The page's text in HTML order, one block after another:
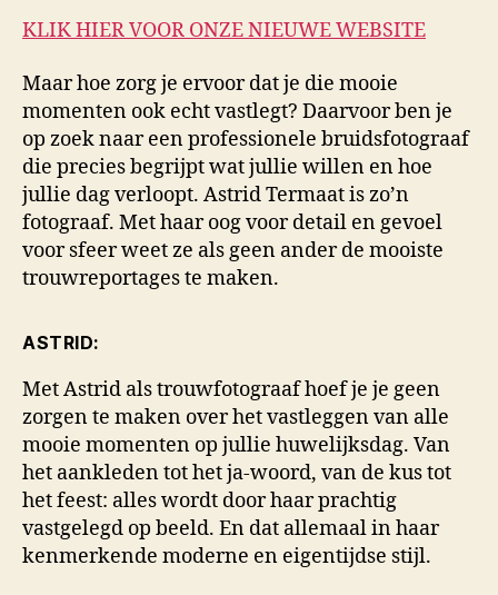
KLIK HIER VOOR ONZE NIEUWE WEBSITE
Maar hoe zorg je ervoor dat je die mooie
momenten ook echt vastlegt? Daarvoor ben je
op zoek naar een professionele bruidsfotograaf
die precies begrijpt wat jullie willen en hoe
jullie dag verloopt. Astrid Termaat is zo’n
fotograaf. Met haar oog voor detail en gevoel
voor sfeer weet ze als geen ander de mooiste
trouwreportages te maken.
ASTRID:
Met Astrid als trouwfotograaf hoef je je geen
zorgen te maken over het vastleggen van alle
mooie momenten op jullie huwelijksdag. Van
het aankleden tot het ja-woord, van de kus tot
het feest: alles wordt door haar prachtig
vastgelegd op beeld. En dat allemaal in haar
kenmerkende moderne en eigentijdse stijl.